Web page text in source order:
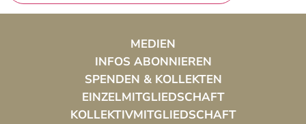
MEDIEN
INFOS ABONNIEREN
SPENDEN & KOLLEKTEN
EINZELMITGLIEDSCHAFT
KOLLEKTIVMITGLIEDSCHAFT